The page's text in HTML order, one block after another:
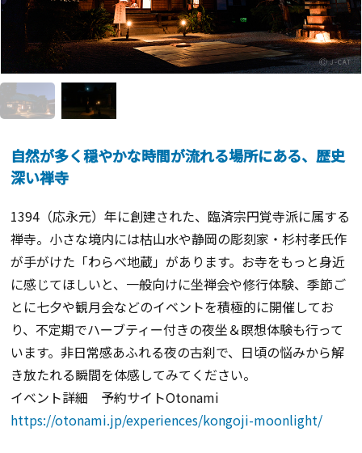
自然が多く穏やかな時間が流れる場所にある、歴史
深い禅寺
1394（応永元）年に創建された、臨済宗円覚寺派に属する
禅寺。小さな境内には枯山水や静岡の彫刻家・杉村孝氏作
が手がけた「わらべ地蔵」があります。お寺をもっと身近
に感じてほしいと、一般向けに坐禅会や修行体験、季節ご
とに七夕や観月会などのイベントを積極的に開催してお
り、不定期でハーブティー付きの夜坐＆瞑想体験も行って
います。非日常感あふれる夜の古刹で、日頃の悩みから解
き放たれる瞬間を体感してみてください。
イベント詳細 予約サイトOtonami
https://otonami.jp/experiences/kongoji-moonlight/